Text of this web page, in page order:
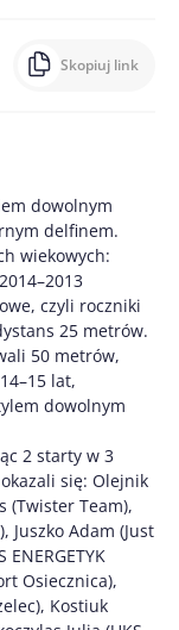
Skopiuj link
dowolnym
delfinem.
wiekowych:
czyli roczniki
25 metrów.
50 metrów,
lat,
dowolnym
2 starty w 3
się: Olejnik
(Twister Team),
Juszko Adam (Just
Osiecznica),
Kostiuk